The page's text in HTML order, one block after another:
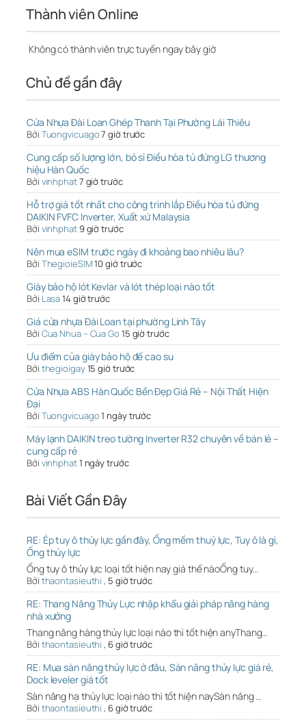
Thành viên Online
Không có thành viên trực tuyến ngay bây giờ
Chủ đề gần đây
Cửa Nhựa Đài Loan Ghép Thanh Tại Phường Lái Thiêu
Bởi Tuongvicuago7 giờ trước
Cung cấp số lượng lớn, bỏ sỉ Điều hòa tủ đứng LG thương
hiệu Hàn Quốc
Bởi vinhphat7 giờ trước
Hỗ trợ giá tốt nhất cho công trình lắp Điều hòa tủ đứng
DAIKIN FVFC Inverter, Xuất xứ Malaysia
Bởi vinhphat9 giờ trước
Nên mua eSIM trước ngày đi khoảng bao nhiêu lâu?
Bởi ThegioieSIM10 giờ trước
Giày bảo hộ lót Kevlar và lót thép loại nào tốt
Bởi Lasa14 giờ trước
Giá cửa nhựa Đài Loan tại phường Linh Tây
Bởi Cua Nhua – Cua Go 15 giờ trước
Ưu điểm của giày bảo hộ đế cao su
Bởi thegioigay15 giờ trước
Cửa Nhựa ABS Hàn Quốc Bền Đẹp Giá Rẻ – Nội Thất Hiện
Đại
Bởi Tuongvicuago1 ngày trước
Máy lạnh DAIKIN treo tường Inverter R32 chuyên về bán lẻ –
cung cấp rẻ
Bởi vinhphat1 ngày trước
Bài Viết Gần Đây
RE: Ép tuy ô thủy lực gần đây, Ống mềm thuỷ lực, Tuy ô là gì,
Ống thủy lực
Ống tuy ô thủy lực loại tốt hiện nay giá thế nàoỐng tuy…
Bởi thaontasieuthi , 5 giờ trước
RE: Thang Nâng Thủy Lực nhập khẩu giải pháp nâng hàng
nhà xưởng
Thang nâng hàng thủy lực loại nào thì tốt hiện anyThang…
Bởi thaontasieuthi , 6 giờ trước
RE: Mua sàn nâng thủy lực ở đâu, Sàn nâng thủy lực giá rẻ,
Dock leveler giá tốt
Sàn nâng hạ thủy lực loại nào thì tốt hiện naySàn nâng …
Bởi thaontasieuthi , 6 giờ trước